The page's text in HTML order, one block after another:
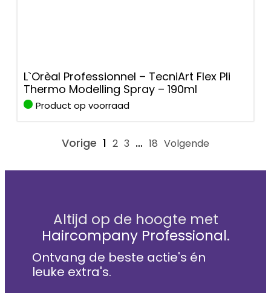
L`Orèal Professionnel – TecniArt Flex Pli
Thermo Modelling Spray – 190ml
Product op voorraad
Vorige 1 2 3 … 18 Volgende
Altijd op de hoogte met
Haircompany Professional.
Ontvang de beste actie's én
leuke extra's.